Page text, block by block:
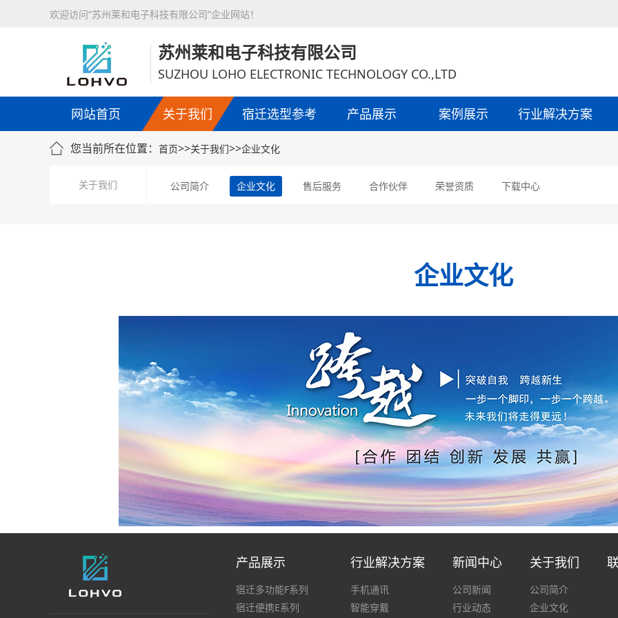
欢迎访问“苏州莱和电子科技有限公司”企业网站！
苏州莱和电子科技有限公司
SUZHOU LOHO ELECTRONIC TECHNOLOGY CO.,LTD
网站首页 关于我们 宿迁选型参考 产品展示 案例展示 行业解决方案
您当前所在位置： 首页>>关于我们>>企业文化
关于我们 公司简介 企业文化 售后服务 合作伙伴 荣誉资质 下载中心
企业文化
产品展示
宿迁多功能F系列
宿迁便携E系列
行业解决方案
手机通讯
智能穿戴
新闻中心
公司新闻
行业动态
关于我们
公司简介
企业文化